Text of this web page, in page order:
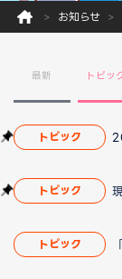
お知らせ
最新 トピッ
トピック
トピック
トピック